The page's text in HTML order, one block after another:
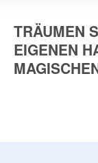
TRÄUMEN
EIGENEN